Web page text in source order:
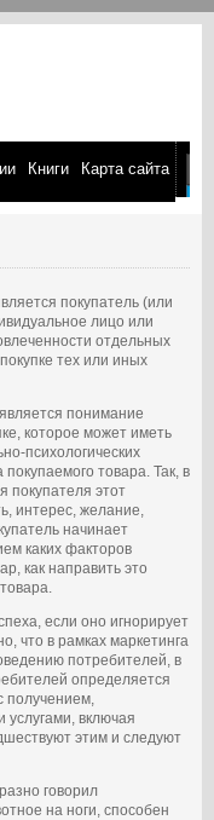
Книги Карта сайта
покупатель (или
лицо или
отдельных
тех или иных
понимание
которое может иметь
психологических
товара. Так, в
покупателя этот
интерес, желание,
начинает
каких факторов
как направить это
если оно игнорирует
что в рамках маркетинга
потребителей, в
определяется
получением,
включая
этим и следуют
говорил
на ноги, способен